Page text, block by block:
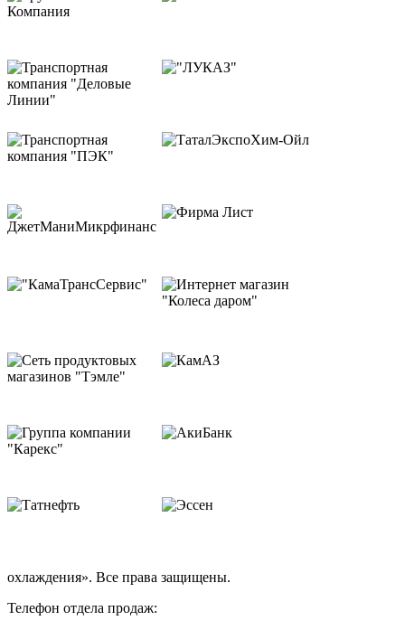
охлаждения». Все права защищены.
Телефон отдела продаж: